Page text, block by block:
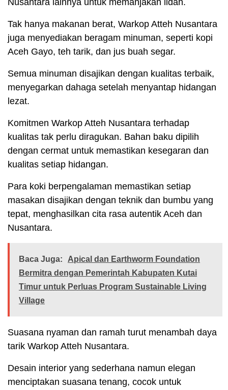
Nusantara lainnya untuk memanjakan lidah.
Tak hanya makanan berat, Warkop Atteh Nusantara
juga menyediakan beragam minuman, seperti kopi
Aceh Gayo, teh tarik, dan jus buah segar.
Semua minuman disajikan dengan kualitas terbaik,
menyegarkan dahaga setelah menyantap hidangan
lezat.
Komitmen Warkop Atteh Nusantara terhadap
kualitas tak perlu diragukan. Bahan baku dipilih
dengan cermat untuk memastikan kesegaran dan
kualitas setiap hidangan.
Para koki berpengalaman memastikan setiap
masakan disajikan dengan teknik dan bumbu yang
tepat, menghasilkan cita rasa autentik Aceh dan
Nusantara.
Baca Juga:
Apical dan Earthworm Foundation
Bermitra dengan Pemerintah Kabupaten Kutai
Timur untuk Perluas Program Sustainable Living
Village
Suasana nyaman dan ramah turut menambah daya
tarik Warkop Atteh Nusantara.
Desain interior yang sederhana namun elegan
menciptakan suasana tenang, cocok untuk